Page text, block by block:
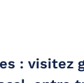
: visitez